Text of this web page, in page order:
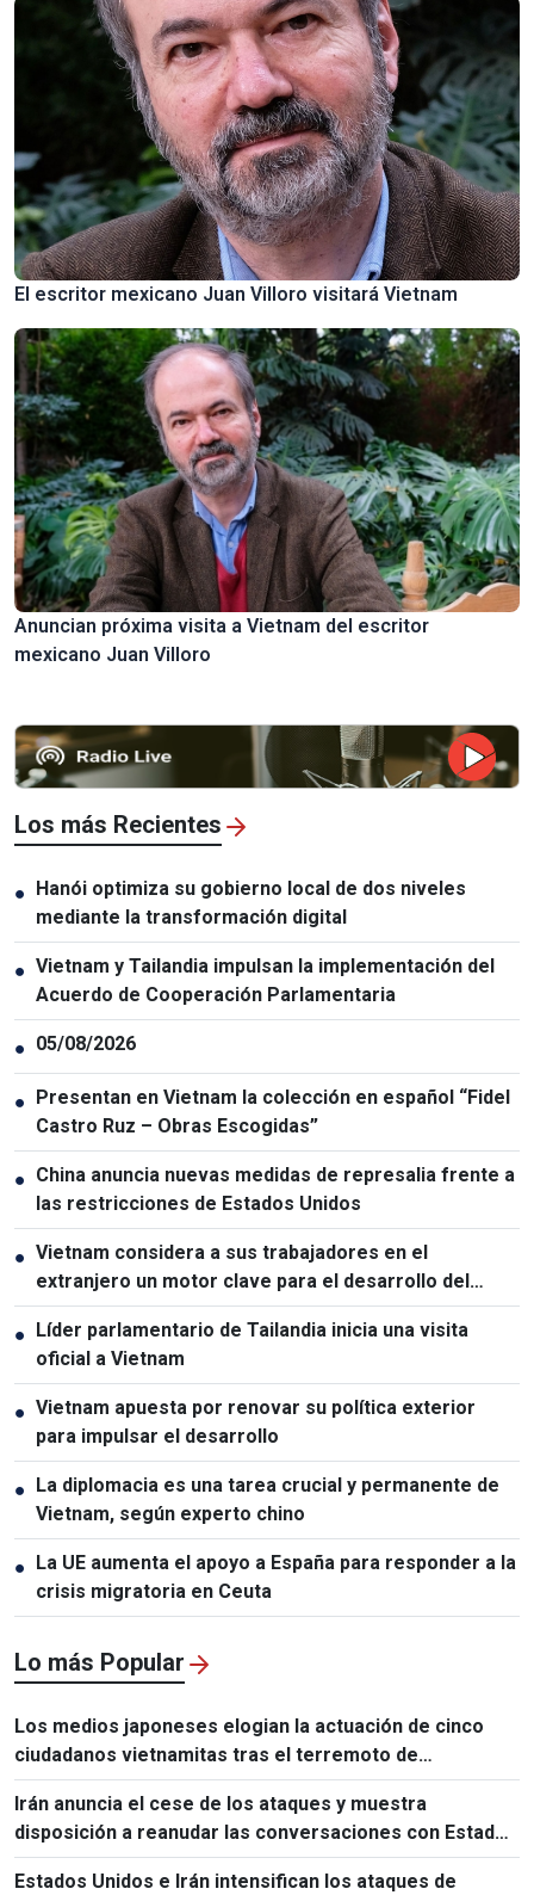
El escritor mexicano Juan Villoro visitará Vietnam
Anuncian próxima visita a Vietnam del escritor
mexicano Juan Villoro
Los más Recientes
●
Hanói optimiza su gobierno local de dos niveles
mediante la transformación digital
● Vietnam y Tailandia impulsan la implementación del
Acuerdo de Cooperación Parlamentaria
● 05/08/2026
●
Presentan en Vietnam la colección en español “Fidel
Castro Ruz – Obras Escogidas”
● China anuncia nuevas medidas de represalia frente a
las restricciones de Estados Unidos
● Vietnam considera a sus trabajadores en el
extranjero un motor clave para el desarrollo del
capital humano
●
Líder parlamentario de Tailandia inicia una visita
oficial a Vietnam
● Vietnam apuesta por renovar su política exterior
para impulsar el desarrollo
●
La diplomacia es una tarea crucial y permanente de
Vietnam, según experto chino
●
La UE aumenta el apoyo a España para responder a la
crisis migratoria en Ceuta
Lo más Popular
Los medios japoneses elogian la actuación de cinco
ciudadanos vietnamitas tras el terremoto de
Kumamoto
Irán anuncia el cese de los ataques y muestra
disposición a reanudar las conversaciones con Estados
Unidos
Estados Unidos e Irán intensifican los ataques de